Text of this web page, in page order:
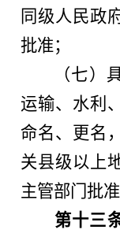
同级人民政
批准；
（七）
运输、水利
命名、更名
关县级以上
主管部门批准
第十三